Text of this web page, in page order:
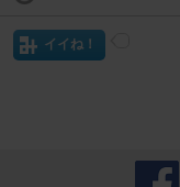
イイね！